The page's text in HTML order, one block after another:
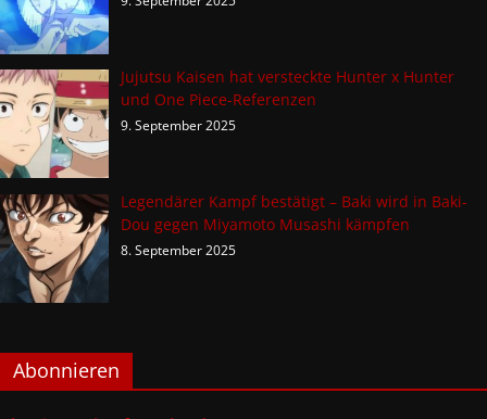
Jujutsu Kaisen hat versteckte Hunter x Hunter
und One Piece-Referenzen
9. September 2025
Legendärer Kampf bestätigt – Baki wird in Baki-
Dou gegen Miyamoto Musashi kämpfen
8. September 2025
Abonnieren